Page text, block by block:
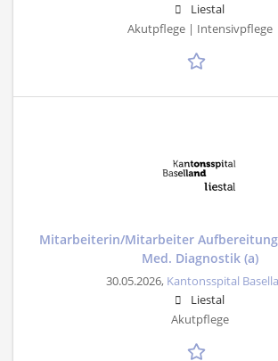
Liestal
Akutpflege | Intensivpflege
Mitarbeiterin/Mitarbeiter
Med. Diagnostik (a)
30.05.2026, Kantonsspital
Liestal
Akutpflege